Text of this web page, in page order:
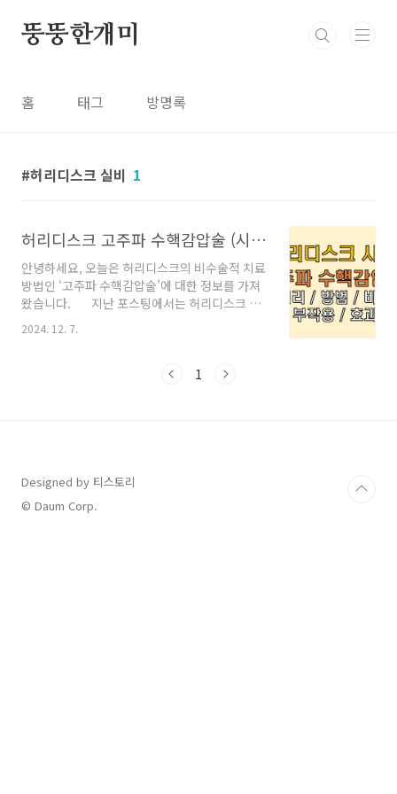
뚱뚱한개미
홈 태그 방명록
허리디스크 실비 1
허리디스크 고주파 수핵감압술 (시술 방법, 부작용, 비용)
안녕하세요, 오늘은 허리디스크의 비수술적 치료
방법인 ‘고주파 수핵감압술’에 대한 정보를 가져
왔습니다. 지난 포스팅에서는 허리디스크 시
술 및 수술 전반에 대한 원론적 소개를 드렸고, 그
다음으로는 ‘신경성형술’과 ‘신경차단술’에 대한
니다. 👇👇👇 참고하실 분은 아래 링크 참조 바랍
나 파열되어 신경을 압박하는 상태를 말합니다.
치료에는 여러 가지 시술 방법이 있으며, 각각의
방법은 특정 상황에 따라 선af..
2024. 12. 7.
1
Designed by 티스토리
© Daum Corp.